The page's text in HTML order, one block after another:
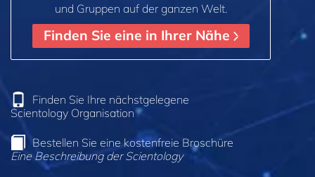
und Gruppen auf der ganzen Welt.
Finden Sie eine in Ihrer Nähe
Finden Sie Ihre nächstgelegene
Scientology Organisation
Bestellen Sie eine kostenfreie Broschüre
Eine Beschreibung der Scientology